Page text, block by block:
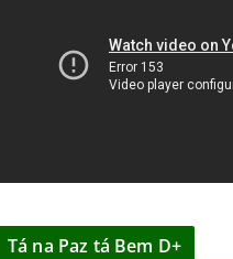
Tá na Paz tá Bem D+